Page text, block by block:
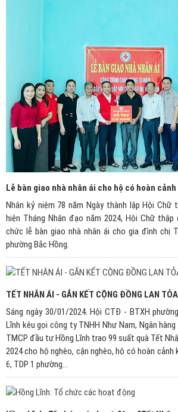
Lễ bàn giao nhà nhân ái cho hộ có hoàn cảnh
Nhân kỷ niệm 78 năm Ngày thành lập Hội
hiện Tháng Nhân đạo năm 2024, Hội Chữ
chức lễ bàn giao nhà nhân ái cho gia đình chị
phường Bắc Hồng.
TẾT NHÂN ÁI - GẮN KẾT CỘNG ĐỒNG LAN
Sáng ngày 30/01/2024. Hội CTĐ - BTXH
Lĩnh kêu gọi công ty TNHH Như Nam, Ngân hàng
TMCP đầu tư Hồng Lĩnh trao 99 suất quà Tết
2024 cho hộ nghèo, cận nghèo, hộ có hoàn cảnh
6, TDP 1 phường...